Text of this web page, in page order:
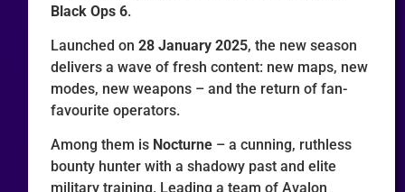
Black Ops 6.
Launched on28 January 2025, the new season
delivers a wave of fresh content: new maps, new
modes, new weapons – and the return of fan-
favourite operators.
Among them is Nocturne – a cunning, ruthless
bounty hunter with a shadowy past and elite
military training. Leading a team of Avalon